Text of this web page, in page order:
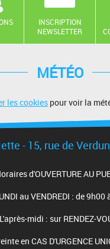
INSCRIPTION
NEWSLETTER
MÉTÉO
les cookies pour voir la
- 15, rue de
d'OUVERTURE AU
au VENDREDI : de 9h00
L'après-midi : sur RENDEZ-
en CAS D'URGENCE